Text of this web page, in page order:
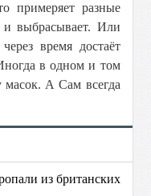
примеряет разные
и выбрасывает. Или
время достаёт
в одном и том
масок. А Сам всегда
из британских